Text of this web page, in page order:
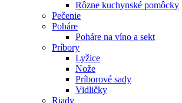
Rôzne kuchynské pomôcky
Pečenie
Poháre
Poháre na víno a sekt
Príbory
Lyžice
Nože
Príborové sady
Vidličky
Riady